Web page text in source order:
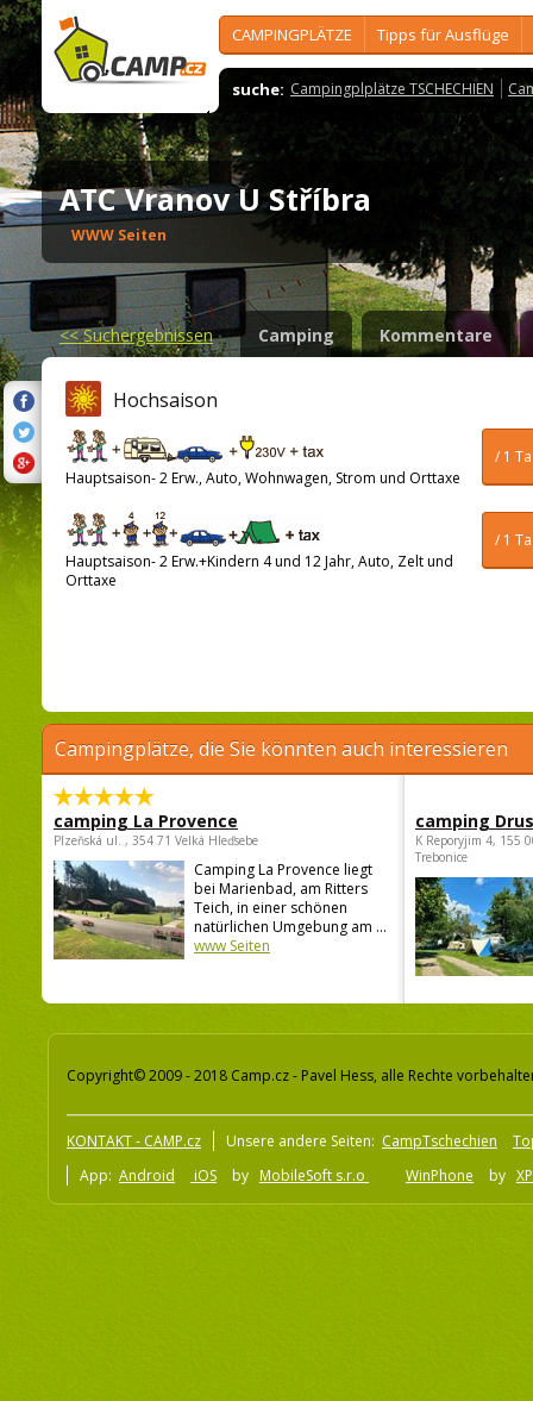
CAMPINGPLÄTZE Tipps für Ausflüge
suche: Campingplplätze TSCHECHIEN
ATC Vranov U Stříbra
WWW Seiten
<<Suchergebnissen Camping Kommentare
Hochsaison
/ 1
Hauptsaison- 2 Erw., Auto, Wohnwagen, Strom und Orttaxe
/ 1
Hauptsaison- 2 Erw.+Kindern 4 und 12 Jahr, Auto, Zelt und
Orttaxe
Campingplätze, die Sie könnten auch interessieren
camping La Provence
Plzeňská ul. , 354 71 Velká Hleďsebe
Camping La Provence liegt
bei Marienbad, am Ritters
Teich, in einer schönen
natürlichen Umgebung am ...
www Seiten
camping
K Reporyjim 4, 155
Trebonice
Copyright© 2009 - 2018 Camp.cz - Pavel Hess, alle Rechte
KONTAKT - CAMP.cz Unsere andere Seiten: CampTschechien
App: Android iOS by MobileSoft s.r.o WinPhone by